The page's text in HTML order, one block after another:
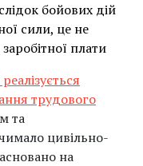
бойових дій
сили, це не
плати
трудового
та
цивільно-
на